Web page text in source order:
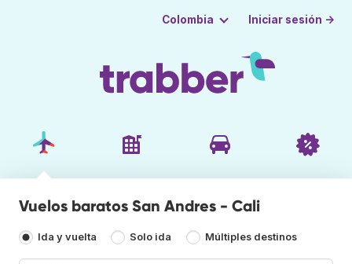
Colombia Iniciar sesión →
Vuelos baratos San Andres - Cali
Ida y vuelta Solo ida Múltiples destinos